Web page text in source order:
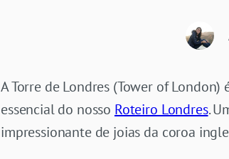
A Torre de Londres (Tower of
essencial do nosso Roteiro Londres.
impressionante de joias da coroa